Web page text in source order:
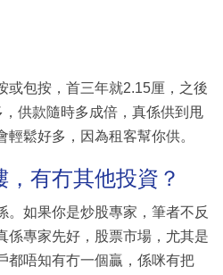
或包按，首三年就2.15厘，之後
供款隨時多成倍，真係供到甩
鬆好多，因為租客幫你供。
有冇其他投資？
。如果你是炒股專家，筆者不反
係專家先好，股票市場，尤其是
都唔知有冇一個贏，係咪有把